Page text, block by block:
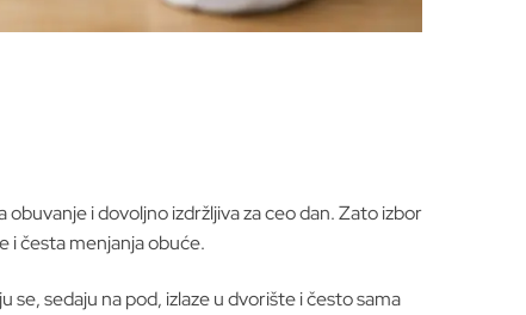
i dovoljno izdržljiva za ceo dan. Zato izbor
i česta menjanja obuće.
se, sedaju na pod, izlaze u dvorište i često sama